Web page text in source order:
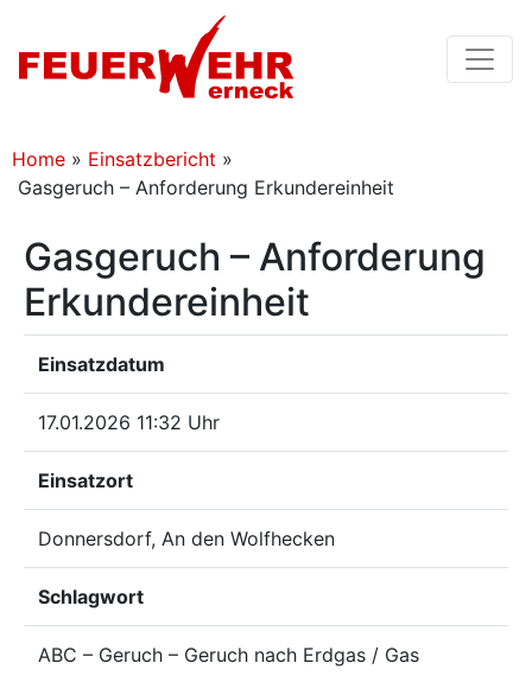
Home » Einsatzbericht »
Gasgeruch – Anforderung Erkundereinheit
Gasgeruch – Anforderung
Erkundereinheit
Einsatzdatum
17.01.2026 11:32 Uhr
Einsatzort
Donnersdorf, An den Wolfhecken
Schlagwort
ABC – Geruch – Geruch nach Erdgas / Gas